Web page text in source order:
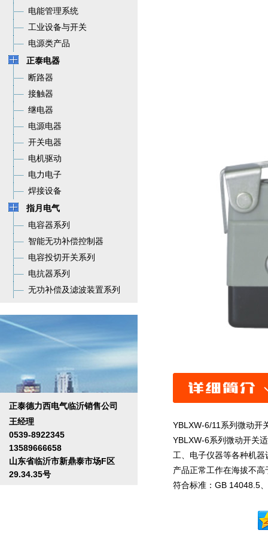
电能管理系统
工业设备与开关
电源类产品
正泰电器
断路器
接触器
继电器
电源电器
开关电器
电机驱动
电力电子
焊接设备
指月电气
电容器系列
智能无功补偿控制器
电容投切开关系列
电抗器系列
无功补偿及滤波装置系列
正泰德力西电气临沂销售公司
王经理
0539-8922345
13589666658
山东省临沂市新鼎泰市场F区
29.34.35号
YBLXW-6/11系列微动开
YBLXW-6系列微动开关
工、电子仪器等各种机
产品正常工作在海拔不
符合标准：GB 14048.5